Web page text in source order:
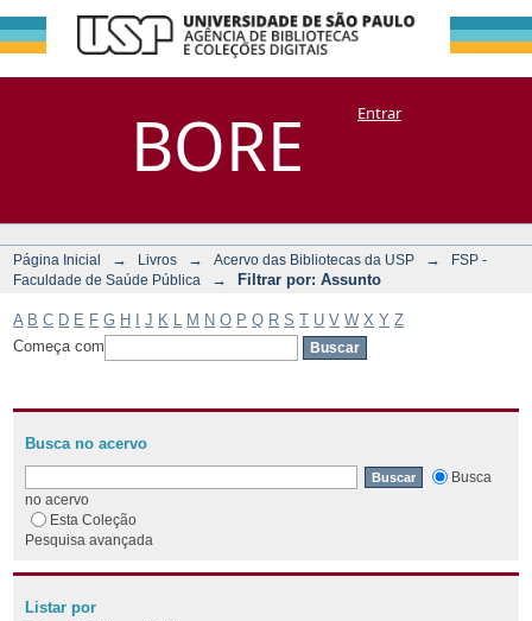
BORE
Filtrar por:
Assunto
DSpace/Manakin + CoriscoEntrar
Página Inicial → Livros → Acervo das Bibliotecas da USP →
FSP -
Faculdade de Saúde Pública
→ Filtrar por: Assunto
A B C D E F G H J K M N O P Q R S T U V W X Y Z
Começa com
Busca no acervo
Busca
no acervo
Esta Coleção
Pesquisa avançada
Listar por